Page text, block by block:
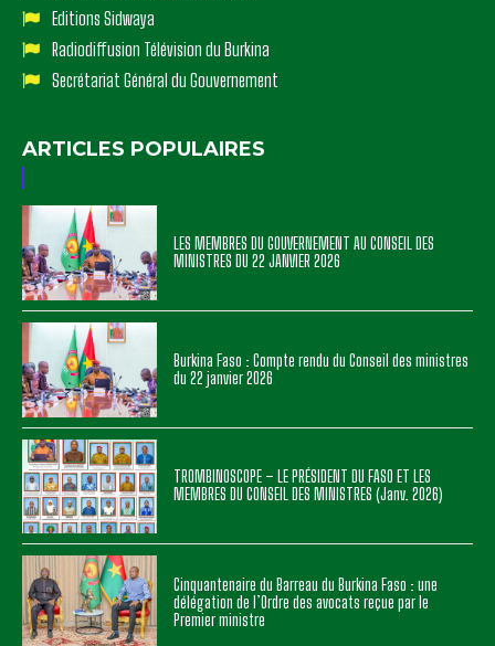
Editions Sidwaya
Radiodiffusion Télévision du Burkina
Secrétariat Général du Gouvernement
ARTICLES POPULAIRES
LES MEMBRES DU GOUVERNEMENT AU CONSEIL DES
MINISTRES DU 22 JANVIER 2026
Burkina Faso : Compte rendu du Conseil des ministres
du 22 janvier 2026
TROMBINOSCOPE – LE PRÉSIDENT DU FASO ET LES
MEMBRES DU CONSEIL DES MINISTRES (Janv. 2026)
Cinquantenaire du Barreau du Burkina Faso : une
délégation de l’Ordre des avocats reçue par le
Premier ministre